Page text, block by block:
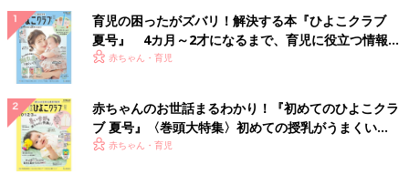
育児の困ったがズバリ！解決する本『ひよこクラブ
夏号』 4カ月～2才になるまで、育児に役立つ情報が
いっぱい！
赤ちゃん・育児
赤ちゃんのお世話まるわかり！『初めてのひよこクラ
ブ 夏号』〈巻頭大特集〉初めての授乳がうまくい
く！ おっぱい・ミルクの基本と夏のトラブル 解決テ
赤ちゃん・育児